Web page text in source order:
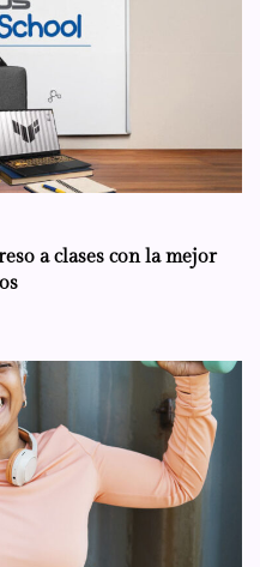
a clases con la mejor